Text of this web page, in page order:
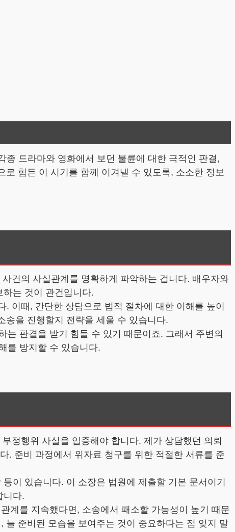
드라마와 영화에서 보던 불륜에 대한 극적인 판결,
힘든 이 시기를 함께 이겨낼 수 있도록, 소소한 정보
건의 사실관계를 명확하게 파악하는 겁니다. 배우자와
는 것이 관건입니다.
이때, 간단한 상담으로 법적 절차에 대한 이해를 높이
송을 진행할지 전략을 세울 수 있습니다.
판결을 받기 힘들 수 있기 때문이죠. 그래서 주변의
를 방지할 수 있습니다.
정행위 사실을 입증해야 합니다. 제가 상담했던 의뢰
. 준비 과정에서 위자료 청구를 위한 적절한 서류를 준
이 있습니다. 이 소장은 법원에 제출할 기본 문서이기
니다.
계를 지속했다면, 소송에서 패소할 가능성이 높기 때문
준비된 모습을 보여주는 것이 중요하다는 점 잊지 말